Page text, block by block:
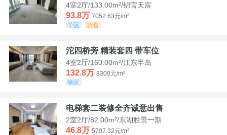
4室2厅/133.00m²/锦官天宸
93.8万 7052.63元/m²
学区
急售
沱四桥旁 精装套四 带车位
4室2厅/160.00m²/江东半岛
132.8万 8300元/m²
学区
电梯套二装修全齐诚意出售
2室2厅/82.00m²/东湖胜景一期
46.8万 5707.32元/m²